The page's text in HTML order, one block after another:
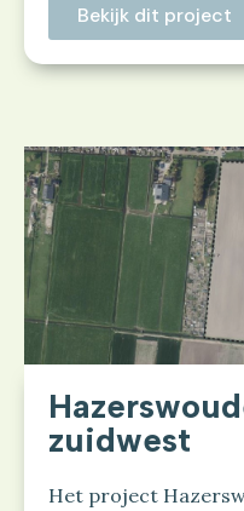
Bekijk dit project
zuidwest
Het project